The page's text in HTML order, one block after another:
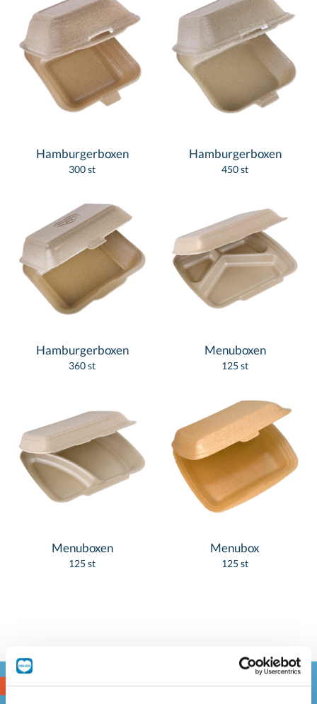
Hamburgerboxen
300 st
Hamburgerboxen
450 st
Hamburgerboxen
360 st
Menuboxen
125 st
Menuboxen
125 st
Menubox
125 st